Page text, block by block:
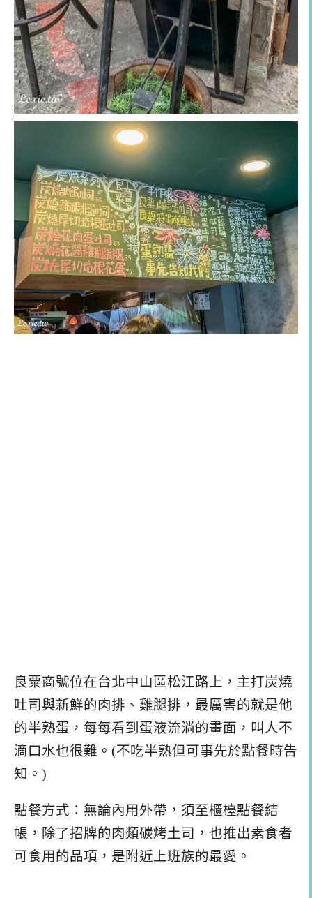
良粟商號位在台北中山區松江路上，主打炭燒
吐司與新鮮的肉排、雞腿排，最厲害的就是他
的半熟蛋，每每看到蛋液流淌的畫面，叫人不
滴口水也很難。(不吃半熟但可事先於點餐時告
知。)
點餐方式：無論內用外帶，須至櫃檯點餐結
帳，除了招牌的肉類碳烤土司，也推出素食者
可食用的品項，是附近上班族的最愛。